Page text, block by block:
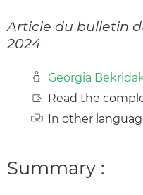
Article du bulletin
2024
Georgia
Read the
In other
Summary :